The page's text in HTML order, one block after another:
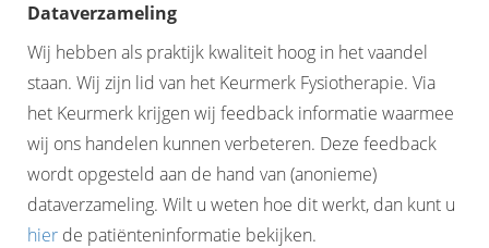
Dataverzameling
Wij hebben als praktijk kwaliteit hoog in het vaandel
staan. Wij zijn lid van het Keurmerk Fysiotherapie. Via
het Keurmerk krijgen wij feedback informatie waarmee
wij ons handelen kunnen verbeteren. Deze feedback
wordt opgesteld aan de hand van (anonieme)
dataverzameling. Wilt u weten hoe dit werkt, dan kunt u
hier de patiënteninformatie bekijken.